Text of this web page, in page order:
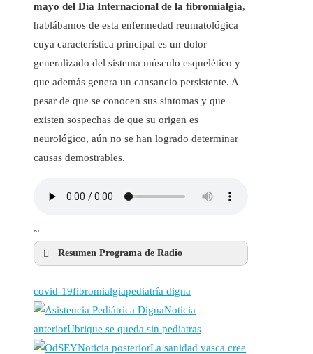
mayo del Día Internacional de la fibromialgia,
hablábamos de esta enfermedad reumatológica
cuya característica principal es un dolor
generalizado del sistema músculo esquelético y
que además genera un cansancio persistente. A
pesar de que se conocen sus síntomas y que
existen sospechas de que su origen es
neurológico, aún no se han logrado determinar
causas demostrables.
~
Resumen Programa de Radio
covid-19fibromialgiapediatría digna
Noticia
anteriorUbrique se queda sin pediatras
Noticia posteriorLa sanidad vasca cree